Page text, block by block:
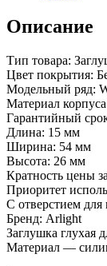
Описание
Тип товара:
Цвет покрытия:
Модельный ряд:
Материал
Гарантийный
Длина: 15 мм
Ширина: 54 мм
Высота: 26 мм
Кратность цены
Приоритет
С отверстием для
Бренд: Arlight
Заглушка глухая
Материал —